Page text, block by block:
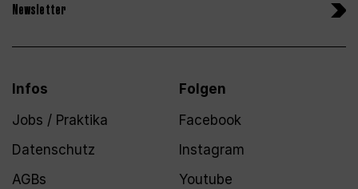
Newsletter
Infos
Jobs / Praktika
Datenschutz
AGBs
Folgen
Facebook
Instagram
Youtube